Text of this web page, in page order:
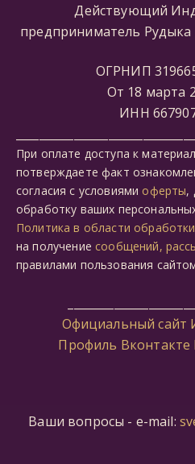
Действующий
предприниматель
ОГРНИП
От 18 марта
ИНН
При оплате доступа к
потверждаете факт
согласия с условиями оферты,
обработку ваших
Политика в области
на получение сообщений,
правилами пользования
Официальный сайт
Профиль
Ваши вопросы - e-mail: